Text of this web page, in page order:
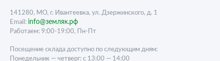
141280, МО, г. Ивантеевка, ул. Дзержинского, д. 1
Email: info@земляк.рф
Работаем: 9:00-19:00, Пн-Пт
Посещение склада доступно по следующим дням:
Понедельник — четверг: с 13:00 — 14:00